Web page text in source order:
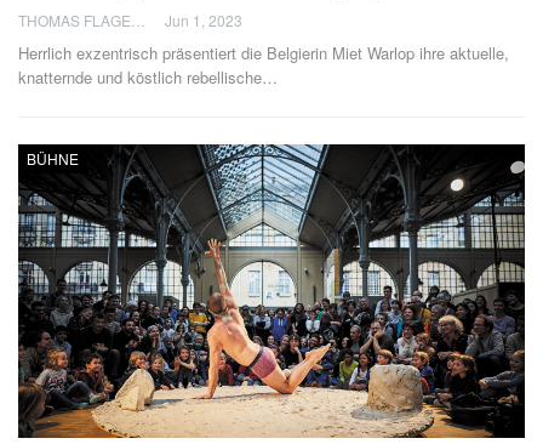
Jun 1, 2023
Herrlich exzentrisch präsentiert die Belgierin Miet Warlop ihre aktuelle,
knatternde und köstlich rebellische…
BÜHNE